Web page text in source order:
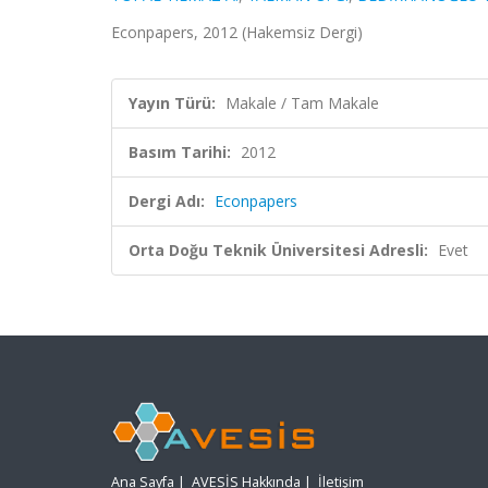
Econpapers, 2012 (Hakemsiz Dergi)
Yayın Türü: Makale / Tam Makale
Basım Tarihi: 2012
Dergi Adı: Econpapers
Orta Doğu Teknik Üniversitesi Adresli: Evet
Ana Sayfa | AVESİS Hakkında | İletişim